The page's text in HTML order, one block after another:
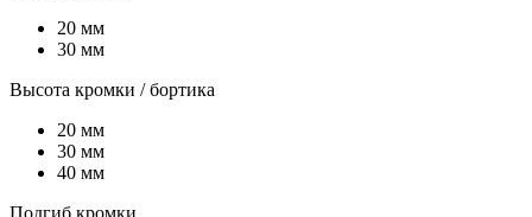
20 мм
30 мм
Высота кромки / бортика
20 мм
30 мм
40 мм